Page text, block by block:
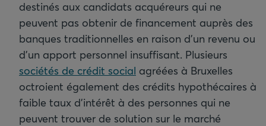
destinés aux candidats acquéreurs qui ne
peuvent pas obtenir de financement auprès des
banques traditionnelles en raison d’un revenu ou
d’un apport personnel insuffisant. Plusieurs
sociétés de crédit social agréées à Bruxelles
octroient également des crédits hypothécaires à
faible taux d’intérêt à des personnes qui ne
peuvent trouver de solution sur le marché